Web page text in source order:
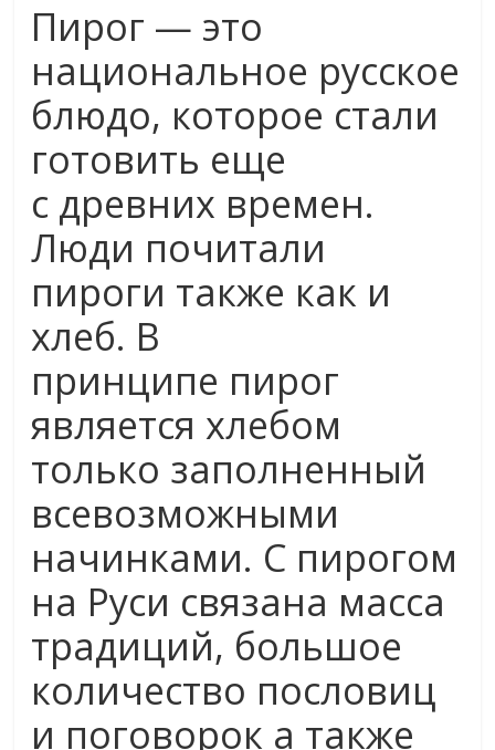
Пирог — это
национальное русское
блюдо, которое стали
готовить еще
с древних времен.
Люди почитали
пироги также как и
хлеб. В
принципе пирог
является хлебом
только заполненный
всевозможными
начинками. С пирогом
на Руси связана масса
традиций, большое
количество пословиц
и поговорок а также